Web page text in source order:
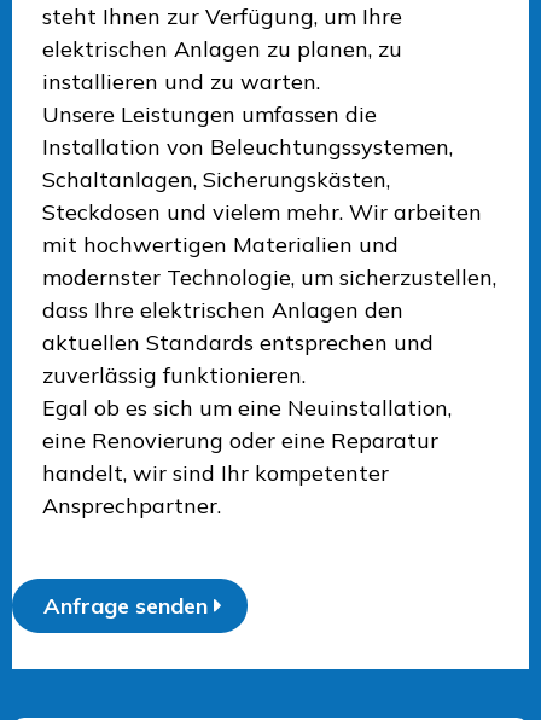
steht Ihnen zur Verfügung, um Ihre
elektrischen Anlagen zu planen, zu
installieren und zu warten.
Unsere Leistungen umfassen die
Installation von Beleuchtungssystemen,
Schaltanlagen, Sicherungskästen,
Steckdosen und vielem mehr. Wir arbeiten
mit hochwertigen Materialien und
modernster Technologie, um sicherzustellen,
dass Ihre elektrischen Anlagen den
aktuellen Standards entsprechen und
zuverlässig funktionieren.
Egal ob es sich um eine Neuinstallation,
eine Renovierung oder eine Reparatur
handelt, wir sind Ihr kompetenter
Ansprechpartner.
Anfrage senden